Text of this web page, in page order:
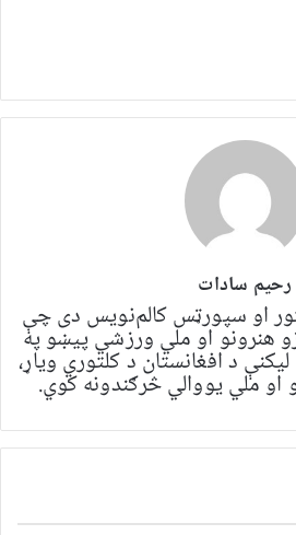
رحیم سادات
او سپورټس کالم‌نویس دی چې
هنرونو او ملي ورزشي پیښو په
د افغانستان د کلتوري ویاړ،
او ملي یووالي څرګندونه کوي.